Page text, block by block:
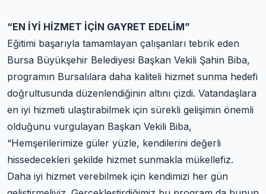
“EN İYİ HİZMET İÇİN GAYRET EDELİM”
Eğitimi başarıyla tamamlayan çalışanları tebrik eden
Bursa Büyükşehir Belediyesi Başkan Vekili Şahin Biba,
programın Bursalılara daha kaliteli hizmet sunma hedefi
doğrultusunda düzenlendiğinin altını çizdi. Vatandaşlara
en iyi hizmeti ulaştırabilmek için sürekli gelişimin önemli
olduğunu vurgulayan Başkan Vekili Biba,
“Hemşerilerimize güler yüzle, kendilerini değerli
hissedecekleri şekilde hizmet sunmakla mükellefiz.
Daha iyi hizmet verebilmek için kendimizi her gün